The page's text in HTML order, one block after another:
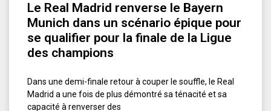
Le Real Madrid renverse le Bayern
Munich dans un scénario épique pour
se qualifier pour la finale de la Ligue
des champions
Dans une demi-finale retour à couper le souffle, le Real
Madrid a une fois de plus démontré sa ténacité et sa
capacité à renverser des